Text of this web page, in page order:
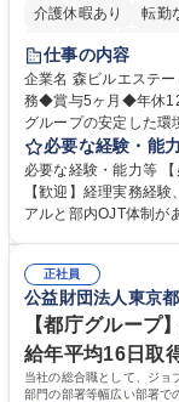
介護休暇あり 転勤
経験者歓迎
完全週休2日制
交
仕事の内容
企業名 森ビルエステートサービス株
務◆賞与5ヶ月◆年休120日◆
グループの安定した環
をお任せします。 労
度改定などのコア業務に
理、給与計算、社会
き、社内規定の改定や
は部内のOJTを中心
でも質問・相談できる
集職種 【森ビルG】
リモート可
必要な経験・能
必要な経験・能力等
【歓迎】経理実務経
アルと部内OJT体制が
ます。定型業務に留
務に挑戦できるため、
きます。 残業少なめ
ち長期活躍できる環
キャリアを築きたい」
歴・資格 学歴：大学
簿記検定1級 日商簿記
正社員
公益財団法人東京
【都庁グループ
給年平均16日取
当社の総合職として、ジョ
部門の部署等幅広い部署で